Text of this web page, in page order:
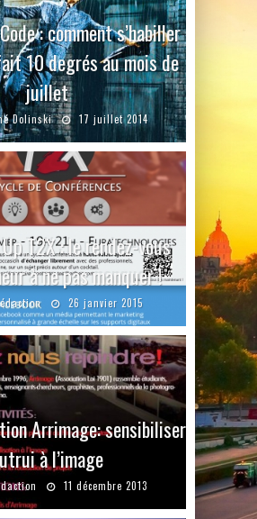
: comment s’habiller
10 degrés au mois de
juillet
Dolinski 17 juillet 2014
T2X : le rendez-vous
à ne pas manquer !
26 janvier 2015
Arrimage: sensibiliser
à l’image
11 décembre 2013